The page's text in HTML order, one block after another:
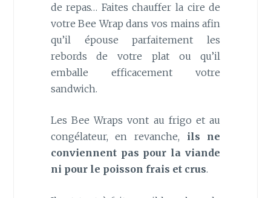
de repas… Faites chauffer la cire de
votre Bee Wrap dans vos mains afin
qu’il épouse parfaitement les
rebords de votre plat ou qu’il
emballe efficacement votre
sandwich.
Les Bee Wraps vont au frigo et au
congélateur, en revanche, ils ne
conviennent pas pour la viande
ni pour le poisson frais et crus.